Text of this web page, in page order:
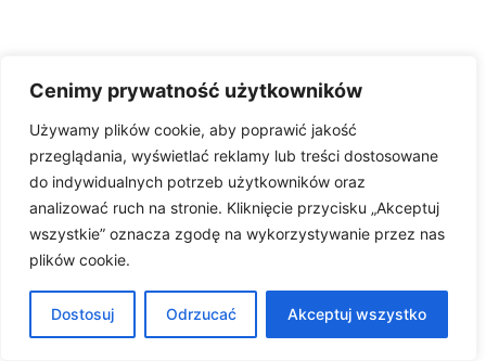
Cenimy prywatność użytkowników
Używamy plików cookie, aby poprawić jakość
przeglądania, wyświetlać reklamy lub treści dostosowane
do indywidualnych potrzeb użytkowników oraz
analizować ruch na stronie. Kliknięcie przycisku „Akceptuj
wszystkie” oznacza zgodę na wykorzystywanie przez nas
plików cookie.
Dostosuj Odrzucać Akceptuj wszystko